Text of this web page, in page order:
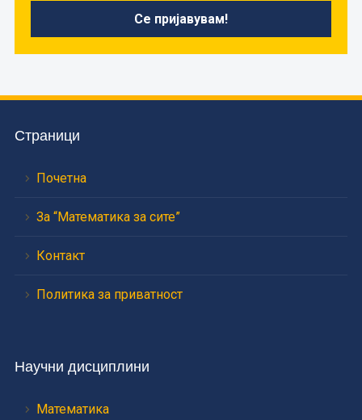
Страници
Почетна
За “Математика за сите”
Контакт
Политика за приватност
Научни дисциплини
Математика